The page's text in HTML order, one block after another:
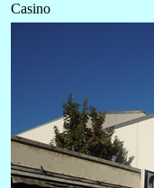
Casino